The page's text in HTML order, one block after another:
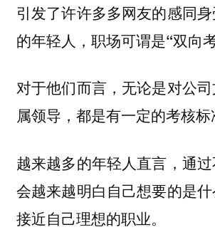
引发了许许多多网友的感同身
的年轻人，职场可谓是“双向
对于他们而言，无论是对公
属领导， 都是有一定的考核标
越来越多的年轻人直言，通过
会越来越明白自己想要的是
接近自己理想的职业。